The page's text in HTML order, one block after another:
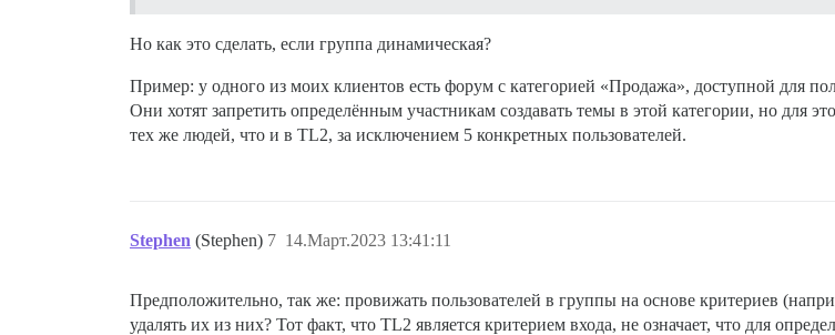
Но как это сделать, если группа динамическая?
Пример: у одного из моих клиентов есть форум с категорией «Продажа», доступной для
Они хотят запретить определённым участникам создавать темы в этой категории, но для
тех же людей, что и в TL2, за исключением 5 конкретных пользователей.
Stephen (Stephen) 14.Март.2023 13:41:11
7
Предположительно, так же: провижать пользователей в группы на основе критериев
удалять их из них? Тот факт, что TL2 является критерием входа, не означает, что для